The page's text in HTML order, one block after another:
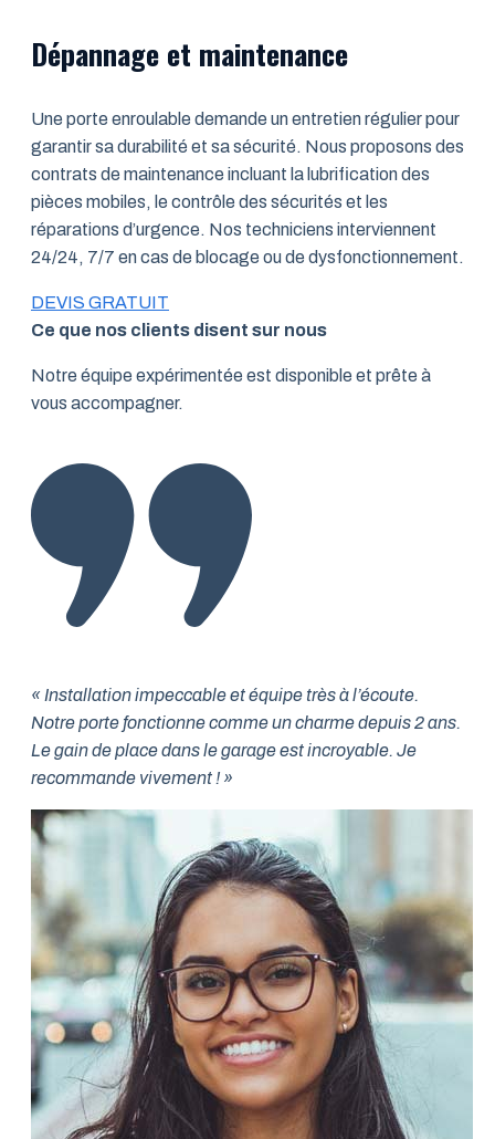
Dépannage et maintenance
Une porte enroulable demande un entretien régulier pour
garantir sa durabilité et sa sécurité. Nous proposons des
contrats de maintenance incluant la lubrification des
pièces mobiles, le contrôle des sécurités et les
réparations d’urgence. Nos techniciens interviennent
24/24, 7/7 en cas de blocage ou de dysfonctionnement.
DEVIS GRATUIT
Ce que nos clients disent sur nous
Notre équipe expérimentée est disponible et prête à
vous accompagner.
« Installation impeccable et équipe très à l’écoute.
Notre porte fonctionne comme un charme depuis 2 ans.
Le gain de place dans le garage est incroyable. Je
recommande vivement ! »